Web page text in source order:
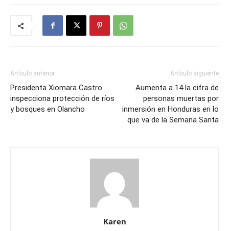
Artículo anterior
Presidenta Xiomara Castro
inspecciona protección de ríos
y bosques en Olancho
Artículo siguiente
Aumenta a 14 la cifra de
personas muertas por
inmersión en Honduras en lo
que va de la Semana Santa
Karen